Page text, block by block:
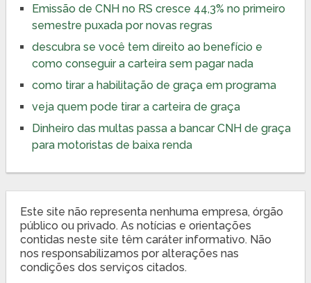
Emissão de CNH no RS cresce 44,3% no primeiro
semestre puxada por novas regras
descubra se você tem direito ao benefício e
como conseguir a carteira sem pagar nada
como tirar a habilitação de graça em programa
veja quem pode tirar a carteira de graça
Dinheiro das multas passa a bancar CNH de graça
para motoristas de baixa renda
Este site não representa nenhuma empresa, órgão
público ou privado. As notícias e orientações
contidas neste site têm caráter informativo. Não
nos responsabilizamos por alterações nas
condições dos serviços citados.